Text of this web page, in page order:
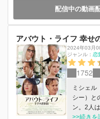
配信中の動画
アバウト・ライフ 幸せ
2024年03月
ジャンル： 恋
1752
ミシェル
シー）と
ン。2人
ぼうと、
>>続きを